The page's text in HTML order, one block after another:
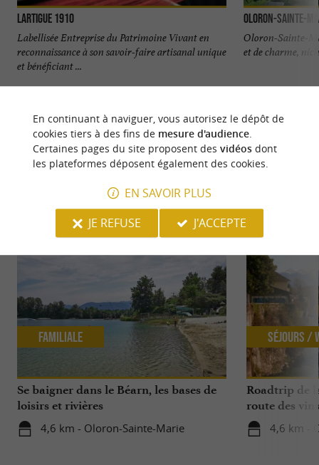
Lartigue 1910
Labellisée Entreprise du Patrimoine Vivant en
reconnaissance à son savoir-faire artisanal unique
et bénéficiant ...
Oloron-Sainte-
Oloron-Sainte-
et de charme,
NOUS AVONS TESTÉPOUR VOUS
Se baigner dans le Béarn, les bases de
loisirs et rivières
4,6 km - Oloron-Sainte-Marie
Familiale
Roadtrip de
route des
4,6 km -
Séjours /
En continuant à naviguer, vous autorisez le dépôt de
cookies tiers à des fins de mesure d'audience.
Certaines pages du site proposent des vidéosdont
les plateformes déposent également des cookies.
EN SAVOIR PLUS
JE REFUSE
J'ACCEPTE